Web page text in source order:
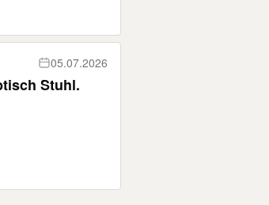
05.07.2026
Stuhl.